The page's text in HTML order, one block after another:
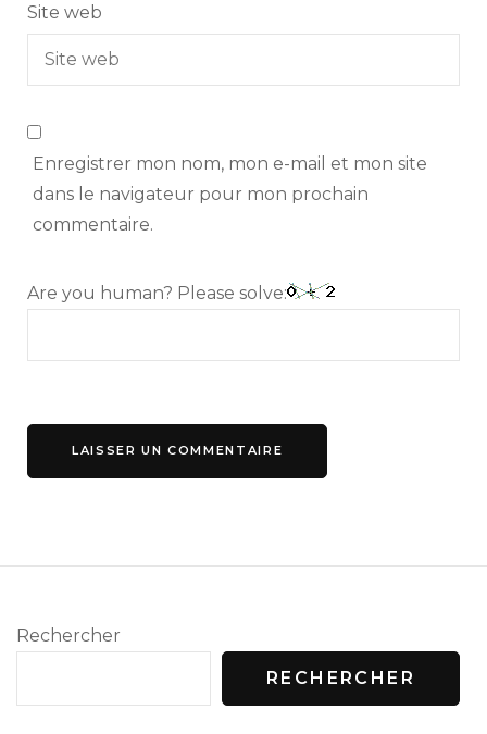
Site web
Enregistrer mon nom, mon e-mail et mon site
dans le navigateur pour mon prochain
commentaire.
Are you human? Please solve:
Rechercher
RECHERCHER